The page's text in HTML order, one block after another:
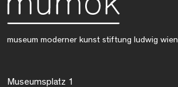
museum moderner kunst stiftung ludwig wien
Museumsplatz 1